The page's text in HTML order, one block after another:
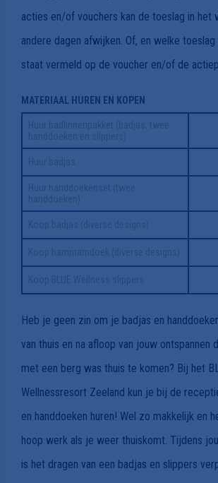
acties en/of vouchers kan de toeslag in het
andere dagen afwijken. Of, en welke
staat vermeld op de voucher en/of de
MATERIAAL HUREN EN KOPEN
Heb je geen zin om je badjas en
van thuis en na afloop van jouw ontspannen
met een berg was thuis te komen? Bij het
Wellnessresort Zeeland kun je bij de
en handdoeken huren! Wel zo makkelijk en
hoop werk als je weer thuiskomt. Tijdens
is het dragen van een badjas en slippers